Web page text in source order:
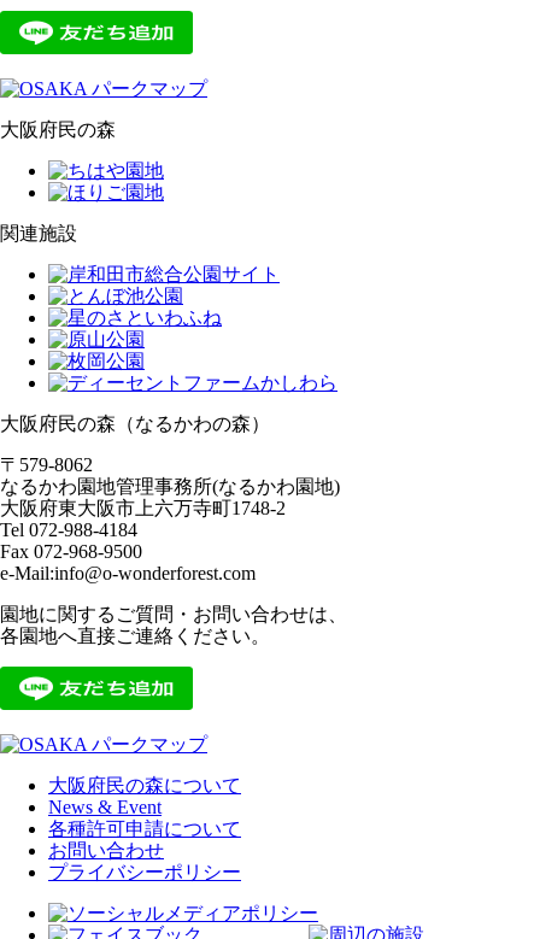
大阪府民の森
関連施設
大阪府民の森（なるかわの森）
〒579-8062
なるかわ園地管理事務所(なるかわ園地)
大阪府東大阪市上六万寺町1748-2
Tel 072-988-4184
Fax 072-968-9500
e-Mail:info@o-wonderforest.com
園地に関するご質問・お問い合わせは、
各園地へ直接ご連絡ください。
大阪府民の森について
News & Event
各種許可申請について
お問い合わせ
プライバシーポリシー